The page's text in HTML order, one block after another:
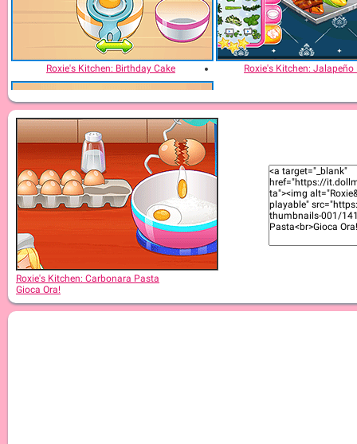
Roxie's Kitchen: Birthday Cake Roxie's Kitchen: Jalapeño
Roxie's Kitchen: Christmas Cake
Roxie's Kitchen: Carbonara Pasta
Gioca Ora!